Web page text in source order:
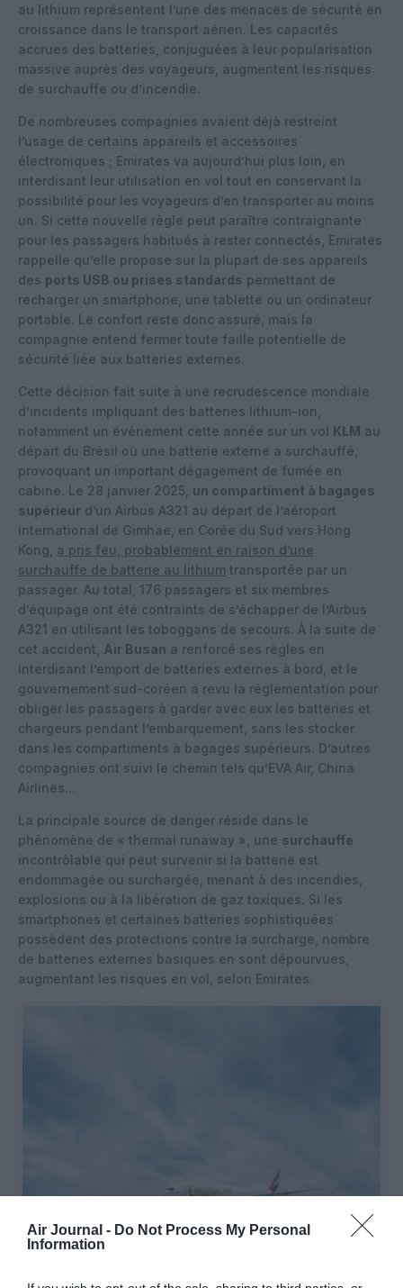
Air Journal - Do Not Process My Personal
Information
au lithium représentent l’une des menaces de sécurité en
croissance dans le transport aérien. Les capacités
accrues des batteries, conjuguées à leur popularisation
massive auprès des voyageurs, augmentent les risques
de surchauffe ou d’incendie.
De nombreuses compagnies avaient déjà restreint
l’usage de certains appareils et accessoires
électroniques ; Emirates va aujourd’hui plus loin, en
interdisant leur utilisation en vol tout en conservant la
possibilité pour les voyageurs d’en transporter au moins
un. Si cette nouvelle règle peut paraître contraignante
pour les passagers habitués à rester connectés, Emirates
rappelle qu’elle propose sur la plupart de ses appareils
des ports USB ou prises standards permettant de
recharger un smartphone, une tablette ou un ordinateur
portable. Le confort reste donc assuré, mais la
compagnie entend fermer toute faille potentielle de
sécurité liée aux batteries externes.
Cette décision fait suite à une recrudescence mondiale
d’incidents impliquant des batteries lithium-ion,
notamment un événement cette année sur un vol KLM au
départ du Brésil où une batterie externe a surchauffé,
provoquant un important dégagement de fumée en
cabine. Le 28 janvier 2025, un compartiment à bagages
supérieur d’un Airbus A321 au départ de l’aéroport
international de Gimhae, en Corée du Sud vers Hong
Kong, a pris feu, probablement en raison d’une
surchauffe de batterie au lithium transportée par un
passager. Au total, 176 passagers et six membres
d’équipage ont été contraints de s’échapper de l’Airbus
A321 en utilisant les toboggans de secours. À la suite de
cet accident,
Air Busan a renforcé ses règles en
interdisant l’emport de batteries externes à bord, et le
gouvernement sud-coréen a revu la réglementation pour
obliger les passagers à garder avec eux les batteries et
chargeurs pendant l’embarquement, sans les stocker
dans les compartiments à bagages supérieurs. D’autres
compagnies ont suivi le chemin tels qu’EVA Air, China
Airlines…
La principale source de danger réside dans le
phénomène de « thermal runaway », une surchauffe
incontrôlable qui peut survenir si la batterie est
endommagée ou surchargée, menant à des incendies,
explosions ou à la libération de gaz toxiques. Si les
smartphones et certaines batteries sophistiquées
possèdent des protections contre la surcharge, nombre
de batteries externes basiques en sont dépourvues,
augmentant les risques en vol, selon Emirates.